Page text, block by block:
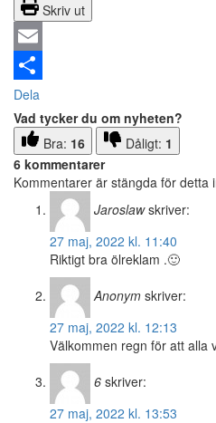
Skriv ut
Email
Dela
Vad tycker du om nyheten?
Bra: 16 Dåligt: 1
6 kommentarer
Kommentarer är stängda för detta
Jaroslaw skriver:
27 maj, 2022 kl. 11:40
Riktigt bra ölreklam .🙂
Anonym skriver:
27 maj, 2022 kl. 12:13
Välkommen regn för att alla
6 skriver:
27 maj, 2022 kl. 13:53